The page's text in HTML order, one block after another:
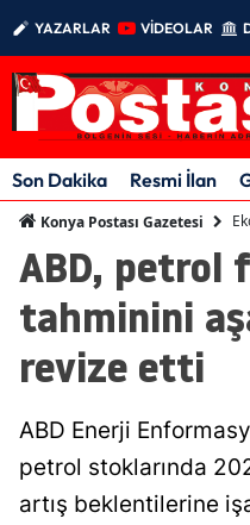
YAZARLAR VİDEOLAR
Son Dakika Resmi İlan
Konya Postası Gazetesi
ABD, petrol
tahminini
revize etti
ABD Enerji
petrol stoklarında
artış beklentilerine